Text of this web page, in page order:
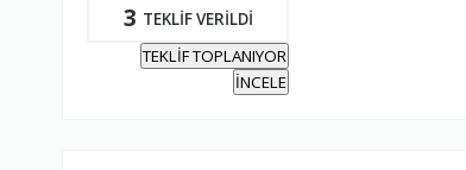
3 TEKLİF VERİLDİ
TEKLİF TOPLANIYOR
İNCELE